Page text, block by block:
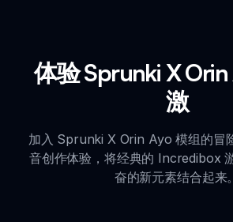
体验 Sprunki X Orin
激
加入 Sprunki X Orin Ayo 模组的冒
音创作体验，将经典的 Incredibox
奋的新元素结合起来。